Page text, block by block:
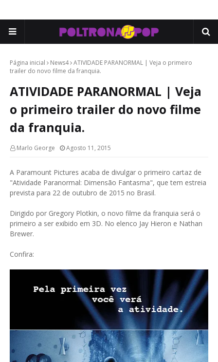
Página inicial News4 ATIVIDADE PARANORMAL | Veja o primeiro
trailer do novo filme da franquia.
ATIVIDADE PARANORMAL | Veja
o primeiro trailer do novo filme
da franquia.
Marlo George Agosto 11, 2015
A Paramount Pictures acaba de divulgar o primeiro cartaz de
"Atividade Paranormal: Dimensão Fantasma", que tem estreia
prevista para 22 de outubro de 2015 no Brasil.
Dirigido por Gregory Plotkin, o novo filme da franquia será o
primeiro a ser exibido em 3D. No elenco Jay Hieron e Nathan
Brewer.
Confira: